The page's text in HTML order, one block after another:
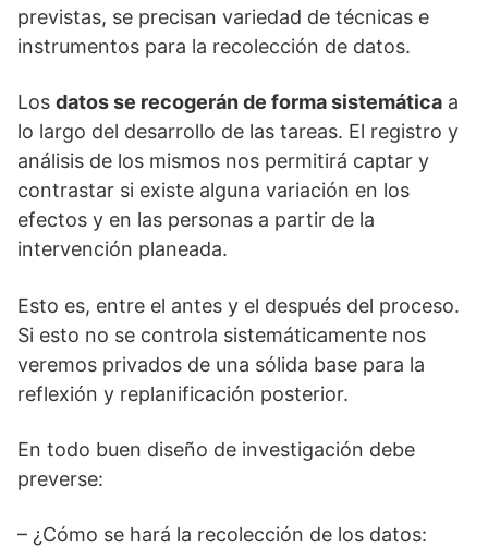
previstas, se precisan variedad de técnicas e
instrumentos para la recolección de datos.
Los datos se recogerán de forma sistemática a
lo largo del desarrollo de las tareas. El registro y
análisis de los mismos nos permitirá captar y
contrastar si existe alguna variación en los
efectos y en las personas a partir de la
intervención planeada.
Esto es, entre el antes y el después del proceso.
Si esto no se controla sistemáticamente nos
veremos privados de una sólida base para la
reflexión y replanificación posterior.
En todo buen diseño de investigación debe
preverse:
– ¿Cómo se hará la recolección de los datos: